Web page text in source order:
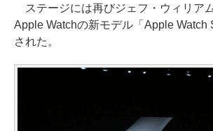
ステージには再びジェフ・ウィリア
Apple Watchの新モデル「Apple Watch
された。